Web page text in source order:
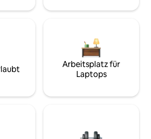
Arbeitsplatz für
Laptops